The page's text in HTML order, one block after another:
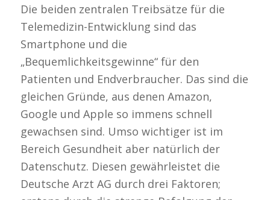
Die beiden zentralen Treibsätze für die
Telemedizin-Entwicklung sind das
Smartphone und die
„Bequemlichkeitsgewinne“ für den
Patienten und Endverbraucher. Das sind die
gleichen Gründe, aus denen Amazon,
Google und Apple so immens schnell
gewachsen sind. Umso wichtiger ist im
Bereich Gesundheit aber natürlich der
Datenschutz. Diesen gewährleistet die
Deutsche Arzt AG durch drei Faktoren;